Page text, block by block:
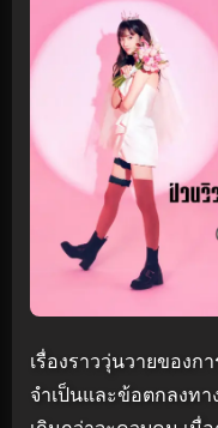
เรื่องราววุ่นวายของก
จำเป็นและข้อตกลงท